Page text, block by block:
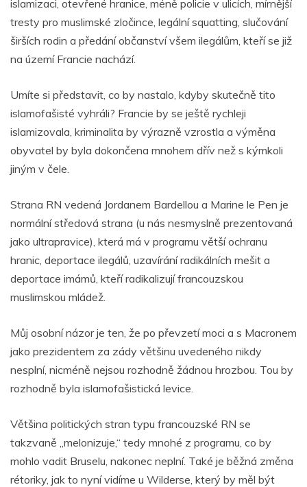
islamizaci, otevřené hranice, méně policie v ulicích, mírnější
tresty pro muslimské zločince, legální squatting, slučování
širších rodin a předání občanství všem ilegálům, kteří se již
na území Francie nachází.
Umíte si představit, co by nastalo, kdyby skutečně tito
islamofašisté vyhráli? Francie by se ještě rychleji
islamizovala, kriminalita by výrazně vzrostla a výměna
obyvatel by byla dokončena mnohem dřív než s kýmkoli
jiným v čele.
Strana RN vedená Jordanem Bardellou a Marine le Pen je
normální středová strana (u nás nesmyslně prezentovaná
jako ultrapravice), která má v programu větší ochranu
hranic, deportace ilegálů, uzavírání radikálních mešit a
deportace imámů, kteří radikalizují francouzskou
muslimskou mládež.
Můj osobní názor je ten, že po převzetí moci a s Macronem
jako prezidentem za zády většinu uvedeného nikdy
nesplní, nicméně nejsou rozhodně žádnou hrozbou. Tou by
rozhodně byla islamofašistická levice.
Většina politických stran typu francouzské RN se
takzvaně „melonizuje,“ tedy mnohé z programu, co by
mohlo vadit Bruselu, nakonec neplní. Také je běžná změna
rétoriky, jak to nyní vidíme u Wilderse, který by měl být